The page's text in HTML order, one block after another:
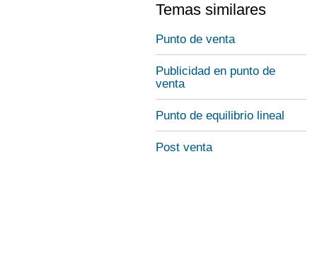
Temas similares
Punto de venta
Publicidad en punto de
venta
Punto de equilibrio lineal
Post venta